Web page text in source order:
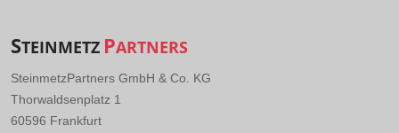
STEINMETZ PARTNERS
SteinmetzPartners GmbH & Co. KG
Thorwaldsenplatz 1
60596 Frankfurt